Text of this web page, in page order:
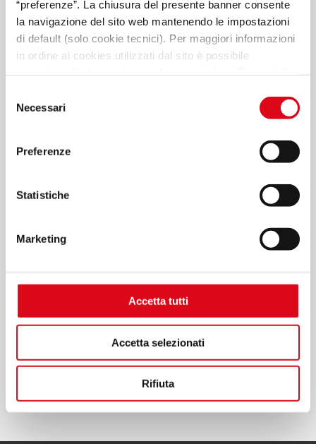
“preferenze”. La chiusura del presente banner consente
la navigazione del sito web mantenendo le impostazioni
di default (solo cookie tecnici). Per maggiori informazioni
in ordine ai cookies utilizzati dal sito è possibile
mediante il link “
delNecessari
Preferenze
Statistiche
Marketing
Accetta tutti
Accetta selezionati
Rifiuta